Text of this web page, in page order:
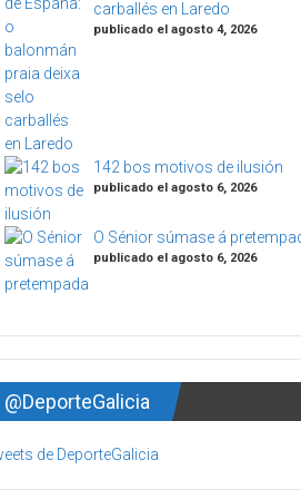
carballés en Laredo
publicado el agosto 4, 2026
142 bos motivos de ilusión
publicado el agosto 6, 2026
O Sénior súmase á
publicado el agosto 6, 2026
@DeporteGalicia
de DeporteGalicia